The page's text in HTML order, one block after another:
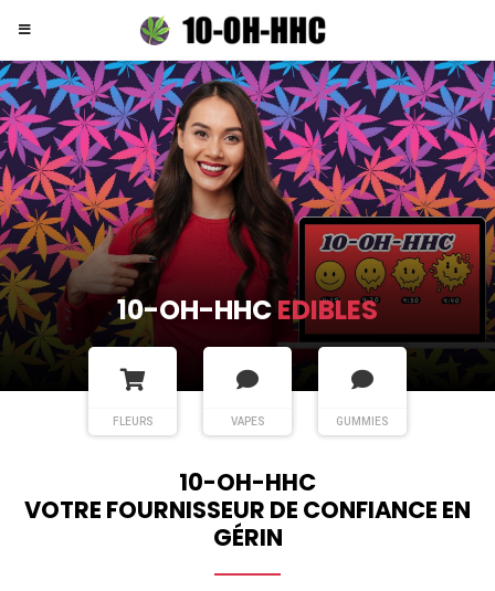
10-OH-HHCEDIBLES
FLEURS VAPES GUMMIES
10-OH-HHC
VOTRE FOURNISSEUR DE CONFIANCE EN
GÉRIN